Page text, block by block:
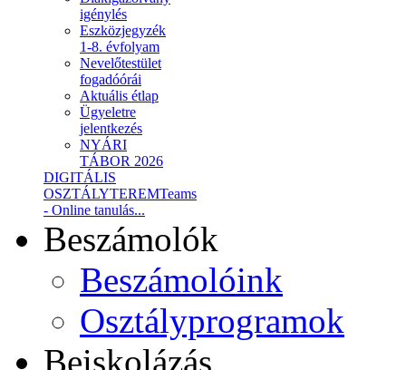
igénylés
Eszközjegyzék
1-8. évfolyam
Nevelőtestület
fogadóórái
Aktuális étlap
Ügyeletre
jelentkezés
NYÁRI
TÁBOR 2026
DIGITÁLIS
OSZTÁLYTEREMTeams
- Online tanulás...
Beszámolók
Beszámolóink
Osztályprogramok
Beiskolázás